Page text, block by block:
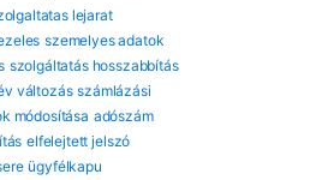
lejarat
szemelyes adatok
szolgáltatás hosszabbítás
változás számlázási
módosítása adószám
elfelejtett jelszó
ügyfélkapu